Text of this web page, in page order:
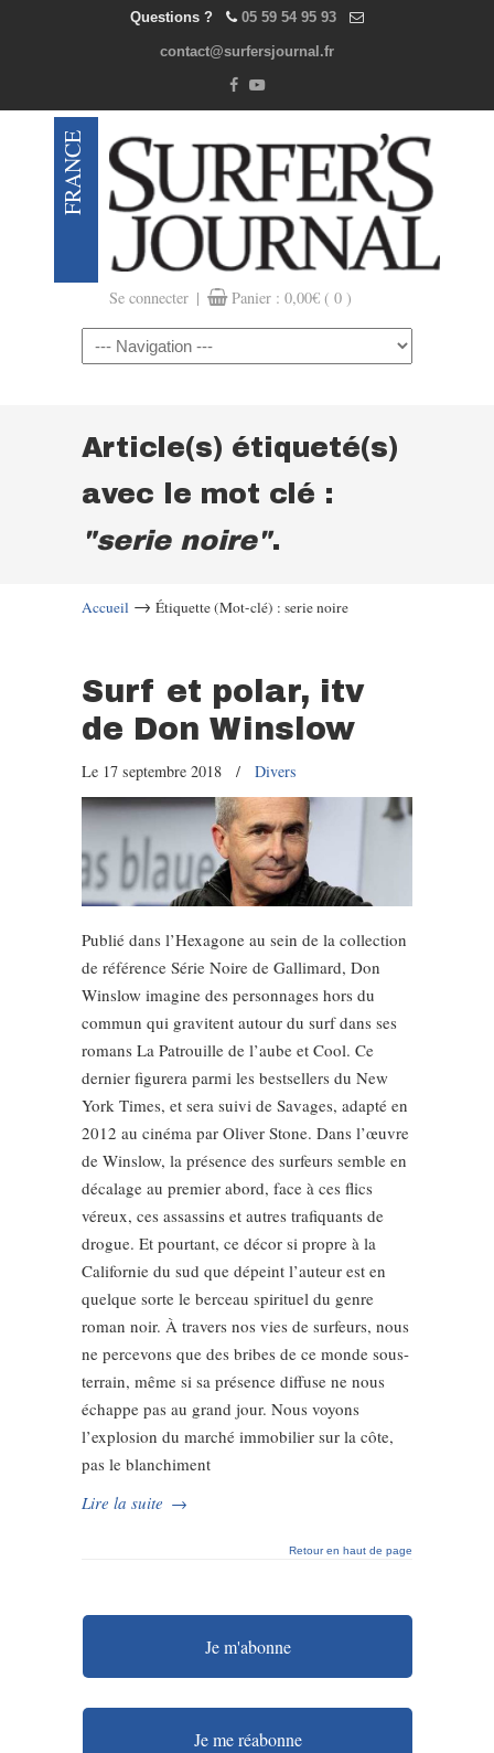
Questions ? 05 59 54 95 93
contact@surfersjournal.fr
Se connecter | Panier : 0,00€ ( 0 )
Navigation
Article(s) étiqueté(s)
avec le mot clé :
"serie noire".
Accueil → Étiquette (Mot-clé) : serie noire
Surf et polar, itv
de Don Winslow
Le 17 septembre 2018 / Divers
Publié dans l’Hexagone au sein de la collection
de référence Série Noire de Gallimard, Don
Winslow imagine des personnages hors du
commun qui gravitent autour du surf dans ses
romans La Patrouille de l’aube et Cool. Ce
dernier figurera parmi les bestsellers du New
York Times, et sera suivi de Savages, adapté en
2012 au cinéma par Oliver Stone. Dans l’œuvre
de Winslow, la présence des surfeurs semble en
décalage au premier abord, face à ces flics
véreux, ces assassins et autres trafiquants de
drogue. Et pourtant, ce décor si propre à la
Californie du sud que dépeint l’auteur est en
quelque sorte le berceau spirituel du genre
roman noir. À travers nos vies de surfeurs, nous
ne percevons que des bribes de ce monde sous-
terrain, même si sa présence diffuse ne nous
échappe pas au grand jour. Nous voyons
l’explosion du marché immobilier sur la côte,
pas le blanchiment
Lire la suite →
Retour en haut de page
Je m'abonne
Je me réabonne